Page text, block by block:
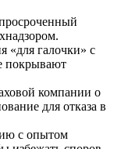
«для галочки» с
покрывают
компании о
для отказа в
с опытом